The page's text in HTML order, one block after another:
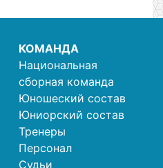
КОМАНДА
Национальная
сборная команда
Юношеский состав
Юниорский состав
Тренеры
Персонал
Судьи